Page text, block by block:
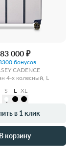
83 000 ₽
бонусов
CADENCE
4-х колесный, L
S
L XL
в 1 клик
В корзину